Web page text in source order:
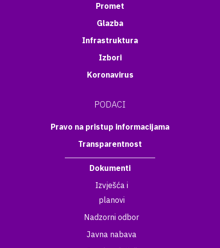
Promet
Glazba
Infrastruktura
Izbori
Koronavirus
PODACI
Pravo na pristup informacijama
Transparentnost
Dokumenti
Izvješća i
planovi
Nadzorni odbor
Javna nabava